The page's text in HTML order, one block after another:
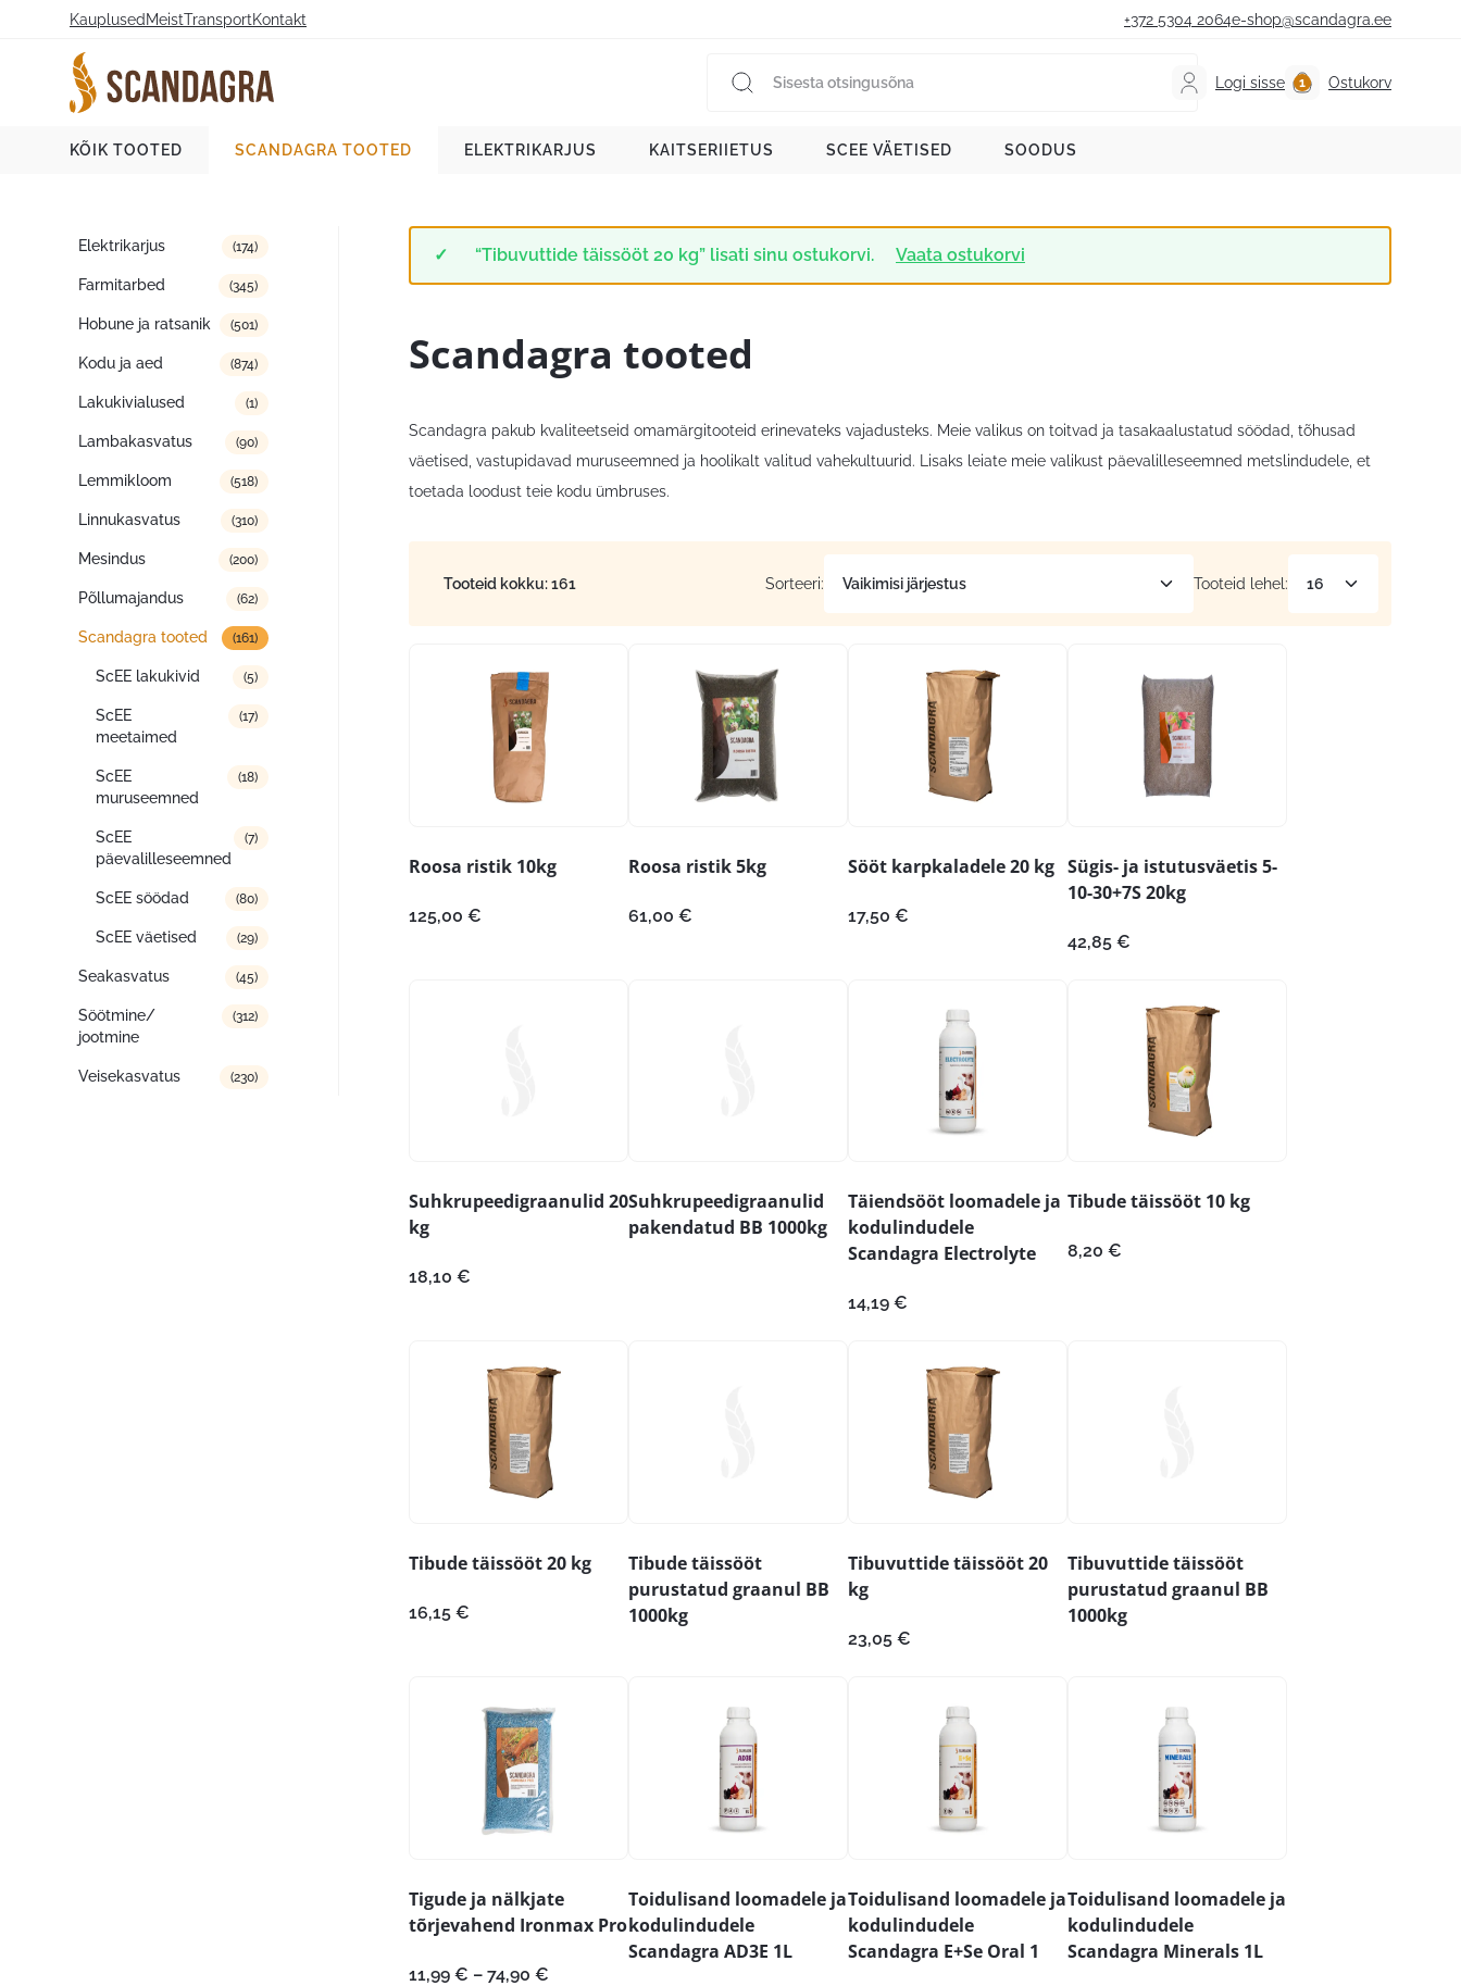
Kauplused MeistTransportKontakt +372 5304 2064e-shop@scandagra.ee
Logi sisse Ostukorv
KÕIK TOOTED SCANDAGRA TOOTED ELEKTRIKARJUS KAITSERIIETUS SCEE VÄETISED SOODUS
Tootekategooriad
Elektrikarjus (174)
Farmitarbed (345)
Hobune ja ratsanik (501)
Kodu ja aed (874)
Lakukivialused (1)
Lambakasvatus (90)
Lemmikloom (518)
Linnukasvatus (310)
Mesindus (200)
Põllumajandus (62)
Scandagra tooted (161)
ScEE lakukivid (5)
ScEE
meetaimed
(17)
ScEE
muruseemned
(18)
ScEE
päevalilleseemned
(7)
ScEE söödad (80)
ScEE väetised (29)
Seakasvatus (45)
Söötmine/
jootmine
(312)
Veisekasvatus (230)
“Tibuvuttide täissööt 20 kg” lisati sinu ostukorvi. Vaata ostukorvi
Scandagra tooted
Scandagra pakub kvaliteetseid omamärgitooteid erinevateks vajadusteks. Meie valikus on toitvad ja tasakaalustatud söödad, tõhusad
väetised, vastupidavad muruseemned ja hoolikalt valitud vahekultuurid. Lisaks leiate meie valikust päevalilleseemned metslindudele, et
toetada loodust teie kodu ümbruses.
Tooteid kokku: 161 Sorteeri: Tooteid lehel:
Roosa ristik 10kg
125,00 €
Roosa ristik 5kg
61,00 €
Sööt karpkaladele 20 kg
17,50 €
Sügis- ja istutusväetis 5-
10-30+7S 20kg
42,85 €
Suhkrupeedigraanulid 20
kg
18,10 €
Suhkrupeedigraanulid
pakendatud BB 1000kg
Täiendsööt loomadele ja
kodulindudele
Scandagra Electrolyte
14,19 €
Tibude täissööt 10 kg
8,20 €
Tibude täissööt 20 kg
16,15 €
Tibude täissööt
purustatud graanul BB
1000kg
Tibuvuttide täissööt 20
kg
23,05 €
Tibuvuttide täissööt
purustatud graanul BB
1000kg
Tigude ja nälkjate
tõrjevahend Ironmax Pro
11,99 € – 74,90 €
Toidulisand loomadele ja
kodulindudele
Scandagra AD3E 1L
Toidulisand loomadele ja
kodulindudele
Scandagra E+Se Oral 1
Toidulisand loomadele ja
kodulindudele
Scandagra Minerals 1L